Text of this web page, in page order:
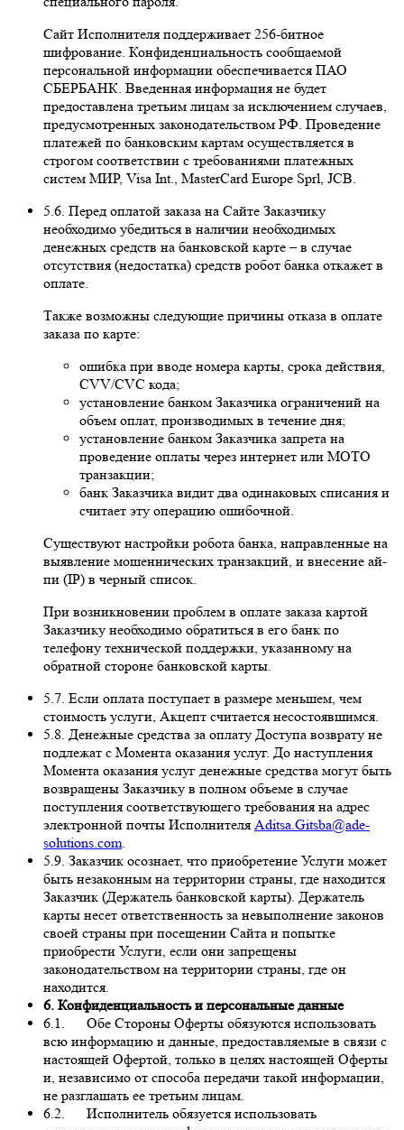
Сайт Исполнителя поддерживает 256-битное
шифрование. Конфиденциальность сообщаемой
персональной информации обеспечивается ПАО
СБЕРБАНК. Введенная информация не будет
предоставлена третьим лицам за исключением случаев,
предусмотренных законодательством РФ. Проведение
платежей по банковским картам осуществляется в
строгом соответствии с требованиями платежных
систем МИР, Visa Int., MasterCard Europe Sprl, JCB.
5.6. Перед оплатой заказа на Сайте Заказчику
необходимо убедиться в наличии необходимых
денежных средств на банковской карте – в случае
отсутствия (недостатка) средств робот банка откажет в
оплате.
Также возможны следующие причины отказа в оплате
заказа по карте:
ошибка при вводе номера карты, срока действия,
CVV/CVC кода;
установление банком Заказчика ограничений на
объем оплат, производимых в течение дня;
установление банком Заказчика запрета на
проведение оплаты через интернет или MOTO
транзакции;
банк Заказчика видит два одинаковых списания и
считает эту операцию ошибочной.
Существуют настройки робота банка, направленные на
выявление мошеннических транзакций, и внесение ай-
пи (IP) в черный список.
При возникновении проблем в оплате заказа картой
Заказчику необходимо обратиться в его банк по
телефону технической поддержки, указанному на
обратной стороне банковской карты.
5.7. Если оплата поступает в размере меньшем, чем
стоимость услуги, Акцепт считается несостоявшимся.
5.8. Денежные средства за оплату Доступа возврату не
подлежат с Момента оказания услуг. До наступления
Момента оказания услуг денежные средства могут быть
возвращены Заказчику в полном объеме в случае
поступления соответствующего требования на адрес
электронной почты Исполнителя Aditsa.Gitsba@ade-
solutions.com.
5.9. Заказчик осознает, что приобретение Услуги может
быть незаконным на территории страны, где находится
Заказчик (Держатель банковской карты). Держатель
карты несет ответственность за невыполнение законов
своей страны при посещении Сайта и попытке
приобрести Услуги, если они запрещены
законодательством на территории страны, где он
находится.
6. Конфиденциальность и персональные данные
6.1. Обе Стороны Оферты обязуются использовать
всю информацию и данные, предоставляемые в связи с
настоящей Офертой, только в целях настоящей Оферты
и, независимо от способа передачи такой информации,
не разглашать ее третьим лицам.
6.2. Исполнитель обязуется использовать